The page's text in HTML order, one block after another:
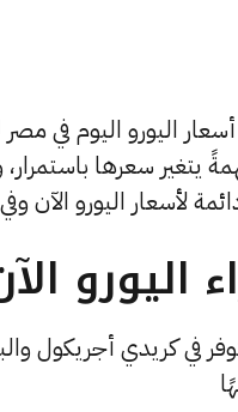
يتغير سعرها
في كريدي أجريكول